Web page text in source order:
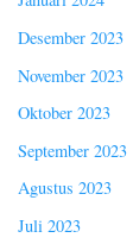
Desember 2023
November 2023
Oktober 2023
September 2023
Agustus 2023
Juli 2023